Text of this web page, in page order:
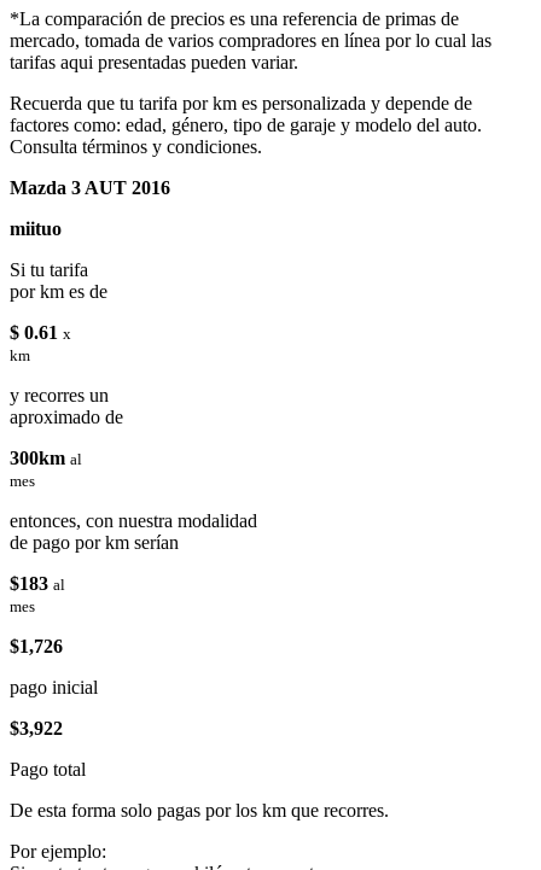
*La comparación de precios es una referencia de primas de
mercado, tomada de varios compradores en línea por lo cual las
tarifas aqui presentadas pueden variar.
Recuerda que tu tarifa por km es personalizada y depende de
factores como: edad, género, tipo de garaje y modelo del auto.
Consulta términos y condiciones.
Mazda 3 AUT 2016
miituo
Si tu tarifa
por km es de
$ 0.61 x
km
y recorres un
aproximado de
300km al
mes
entonces, con nuestra modalidad
de pago por km serían
$183 al
mes
$1,726
pago inicial
$3,922
Pago total
De esta forma solo pagas por los km que recorres.
Por ejemplo: